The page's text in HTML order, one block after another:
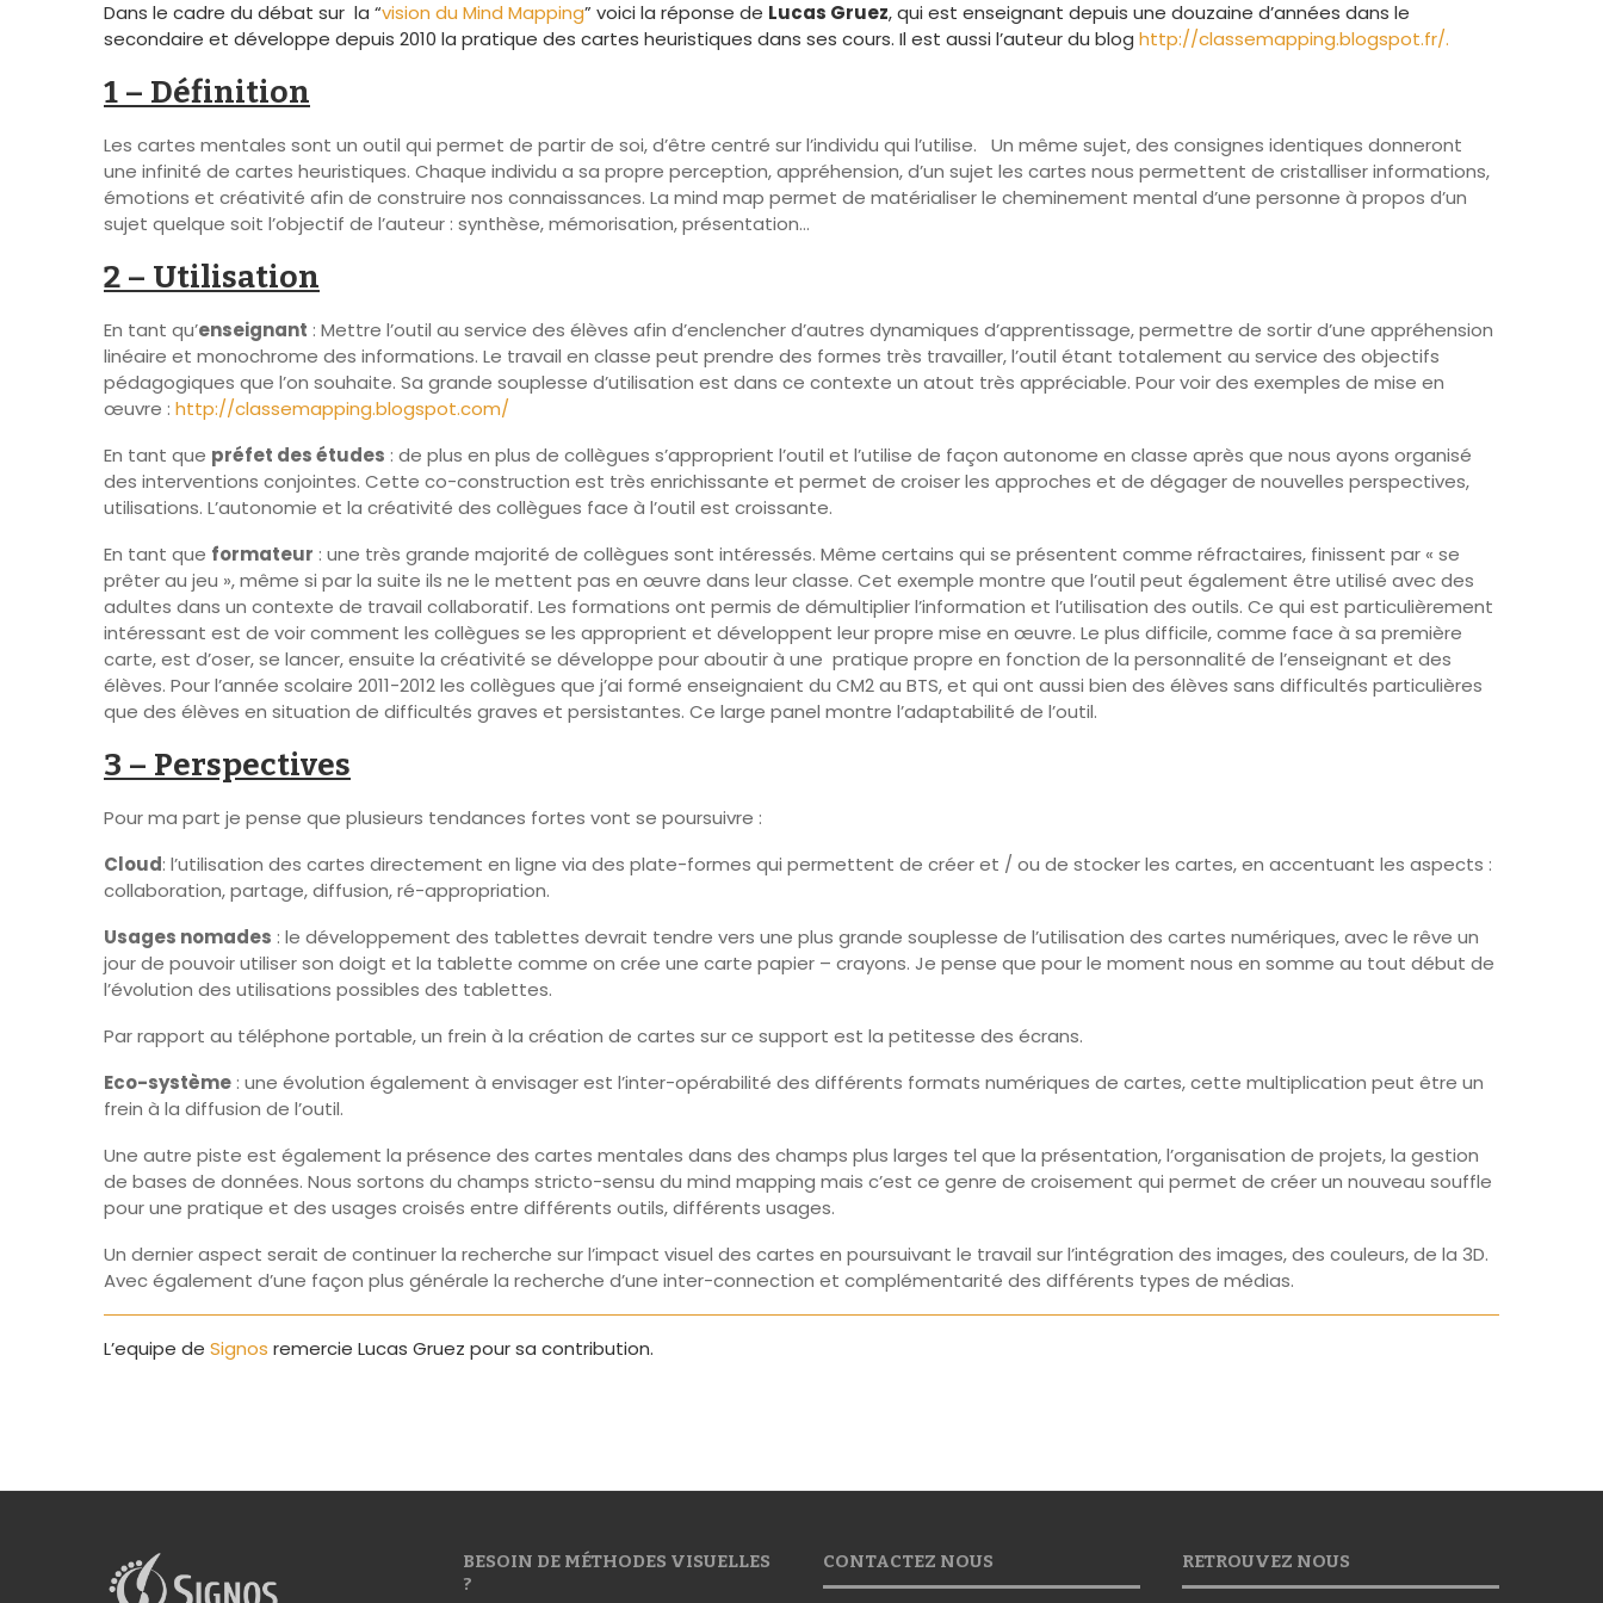
Dans le cadre du débat sur la “vision du Mind Mapping” voici la réponse de Lucas Gruez, qui est enseignant depuis une douzaine d’années dans le
secondaire et développe depuis 2010 la pratique des cartes heuristiques dans ses cours. Il est aussi l’auteur du blog http://classemapping.blogspot.fr/.
1 – Définition
Les cartes mentales sont un outil qui permet de partir de soi, d’être centré sur l’individu qui l’utilise. Un même sujet, des consignes identiques donneront
une infinité de cartes heuristiques. Chaque individu a sa propre perception, appréhension, d’un sujet les cartes nous permettent de cristalliser informations,
émotions et créativité afin de construire nos connaissances. La mind map permet de matérialiser le cheminement mental d’une personne à propos d’un
sujet quelque soit l’objectif de l’auteur : synthèse, mémorisation, présentation…
2 – Utilisation
En tant qu’enseignant : Mettre l’outil au service des élèves afin d’enclencher d’autres dynamiques d’apprentissage, permettre de sortir d’une appréhension
linéaire et monochrome des informations. Le travail en classe peut prendre des formes très travailler, l’outil étant totalement au service des objectifs
pédagogiques que l’on souhaite. Sa grande souplesse d’utilisation est dans ce contexte un atout très appréciable. Pour voir des exemples de mise en
œuvre : http://classemapping.blogspot.com/
En tant que préfet des études : de plus en plus de collègues s’approprient l’outil et l’utilise de façon autonome en classe après que nous ayons organisé
des interventions conjointes. Cette co-construction est très enrichissante et permet de croiser les approches et de dégager de nouvelles perspectives,
utilisations. L’autonomie et la créativité des collègues face à l’outil est croissante.
En tant que formateur : une très grande majorité de collègues sont intéressés. Même certains qui se présentent comme réfractaires, finissent par « se
prêter au jeu », même si par la suite ils ne le mettent pas en œuvre dans leur classe. Cet exemple montre que l’outil peut également être utilisé avec des
adultes dans un contexte de travail collaboratif. Les formations ont permis de démultiplier l’information et l’utilisation des outils. Ce qui est particulièrement
intéressant est de voir comment les collègues se les approprient et développent leur propre mise en œuvre. Le plus difficile, comme face à sa première
carte, est d’oser, se lancer, ensuite la créativité se développe pour aboutir à une pratique propre en fonction de la personnalité de l’enseignant et des
élèves. Pour l’année scolaire 2011-2012 les collègues que j’ai formé enseignaient du CM2 au BTS, et qui ont aussi bien des élèves sans difficultés particulières
que des élèves en situation de difficultés graves et persistantes. Ce large panel montre l’adaptabilité de l’outil.
3 – Perspectives
Pour ma part je pense que plusieurs tendances fortes vont se poursuivre :
Cloud: l’utilisation des cartes directement en ligne via des plate-formes qui permettent de créer et / ou de stocker les cartes, en accentuant les aspects :
collaboration, partage, diffusion, ré-appropriation.
Usages nomades : le développement des tablettes devrait tendre vers une plus grande souplesse de l’utilisation des cartes numériques, avec le rêve un
jour de pouvoir utiliser son doigt et la tablette comme on crée une carte papier – crayons. Je pense que pour le moment nous en somme au tout début de
l’évolution des utilisations possibles des tablettes.
Par rapport au téléphone portable, un frein à la création de cartes sur ce support est la petitesse des écrans.
Eco-système : une évolution également à envisager est l’inter-opérabilité des différents formats numériques de cartes, cette multiplication peut être un
frein à la diffusion de l’outil.
Une autre piste est également la présence des cartes mentales dans des champs plus larges tel que la présentation, l’organisation de projets, la gestion
de bases de données. Nous sortons du champs stricto-sensu du mind mapping mais c’est ce genre de croisement qui permet de créer un nouveau souffle
pour une pratique et des usages croisés entre différents outils, différents usages.
Un dernier aspect serait de continuer la recherche sur l’impact visuel des cartes en poursuivant le travail sur l’intégration des images, des couleurs, de la 3D.
Avec également d’une façon plus générale la recherche d’une inter-connection et complémentarité des différents types de médias.
L’equipe de Signos remercie Lucas Gruez pour sa contribution.
BESOIN DE MÉTHODES VISUELLES
?
CONTACTEZ NOUS RETROUVEZ NOUS